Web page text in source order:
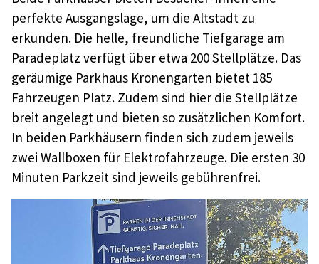
perfekte Ausgangslage, um die Altstadt zu
erkunden. Die helle, freundliche Tiefgarage am
Paradeplatz verfügt über etwa 200 Stellplätze. Das
geräumige Parkhaus Kronengarten bietet 185
Fahrzeugen Platz. Zudem sind hier die Stellplätze
breit angelegt und bieten so zusätzlichen Komfort.
In beiden Parkhäusern finden sich zudem jeweils
zwei Wallboxen für Elektrofahrzeuge. Die ersten 30
Minuten Parkzeit sind jeweils gebührenfrei.